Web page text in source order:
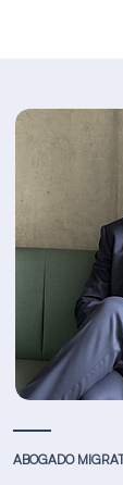
ABOGADO